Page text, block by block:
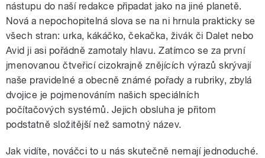
nástupu do naší redakce připadat jako na jiné planetě.
Nová a nepochopitelná slova se na ni hrnula prakticky se
všech stran: urka, kákáčko, čekačka, živák či Dalet nebo
Avid ji asi pořádně zamotaly hlavu. Zatímco se za první
jmenovanou čtveřicí cizokrajně znějících výrazů skrývají
naše pravidelné a obecně známé pořady a rubriky, zbylá
dvojice je pojmenováním našich speciálních
počítačových systémů. Jejich obsluha je přitom
podstatně složitější než samotný název.
Jak vidíte, nováčci to u nás skutečně nemají jednoduché.